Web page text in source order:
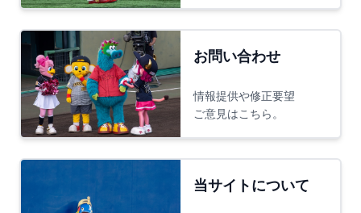
お問い合わせ
情報提供や修正要望
ご意見はこちら。
当サイトについて